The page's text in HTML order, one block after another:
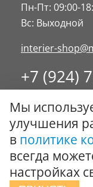
Пн-Пт: 09:00-
Вс: Выходной
interier-
+7 (924)
8 (4234)
Заказать
© ООО "Стиль-
защищены.
Политика
Мы
улучшения
в политике
всегда
настройках